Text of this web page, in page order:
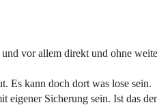
vor allem direkt und ohne
Es kann doch dort was lose sein.
eigener Sicherung sein. Ist das